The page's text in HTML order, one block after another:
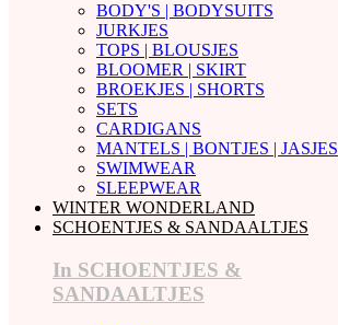
BODY'S | BODYSUITS
JURKJES
TOPS | BLOUSJES
BLOOMER | SKIRT
BROEKJES | SHORTS
SETS
CARDIGANS
MANTELS | BONTJES | JASJES
SWIMWEAR
SLEEPWEAR
WINTER WONDERLAND
SCHOENTJES & SANDAALTJES
In SCHOENTJES &
SANDAALTJES